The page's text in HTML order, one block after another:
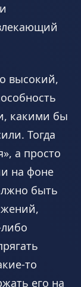
высокий,
какими бы
Тогда
а просто
на фоне
быть
то
его на